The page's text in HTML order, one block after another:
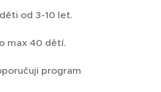
od 3-10 let.
max 40 dětí.
program